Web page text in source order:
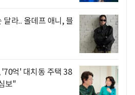
라.. 올데프 애니, 블
억' 대치동 주택 38
보"